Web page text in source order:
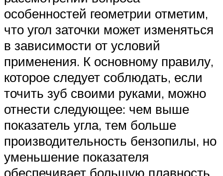
особенностей геометрии отметим,
что угол заточки может изменяться
в зависимости от условий
применения. К основному правилу,
которое следует соблюдать, если
точить зуб своими руками, можно
отнести следующее: чем выше
показатель угла, тем больше
производительность бензопилы, но
уменьшение показателя
обеспечивает большую плавность